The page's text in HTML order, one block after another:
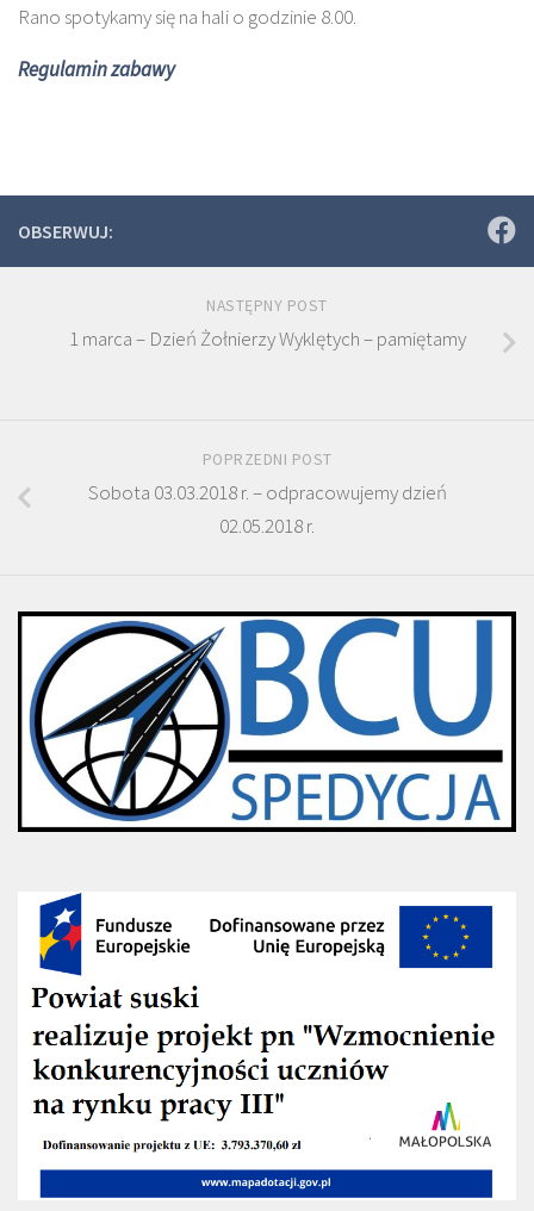
Rano spotykamy się na hali o godzinie 8.00.
Regulamin zabawy
OBSERWUJ:
NASTĘPNY POST
1 marca – Dzień Żołnierzy Wyklętych – pamiętamy
POPRZEDNI POST
Sobota 03.03.2018 r. – odpracowujemy dzień
02.05.2018 r.